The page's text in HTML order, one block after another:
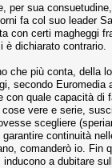
per sua
fa col suo leader
con certi magheggi
dichiarato contrario.
che più conta, della
secondo
con quale capacità
vere e serie,
scegliere
continuità
comanderò io.
a dubitare